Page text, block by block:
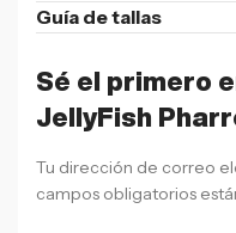
Guía de tallas
Sé el primero
JellyFish
Tu dirección de correo
campos obligatorios